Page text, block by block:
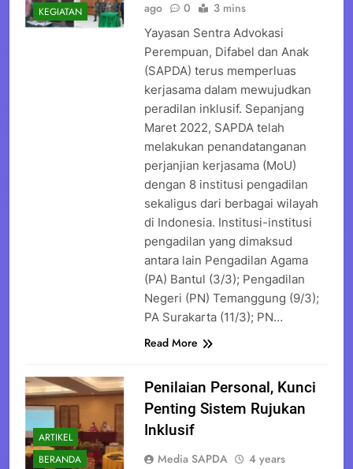
KEGIATAN ago 0 3 mins
Yayasan Sentra Advokasi
Perempuan, Difabel dan Anak
(SAPDA) terus memperluas
kerjasama dalam mewujudkan
peradilan inklusif. Sepanjang
Maret 2022, SAPDA telah
melakukan penandatanganan
perjanjian kerjasama (MoU)
dengan 8 institusi pengadilan
sekaligus dari berbagai wilayah
di Indonesia. Institusi-institusi
pengadilan yang dimaksud
antara lain Pengadilan Agama
(PA) Bantul (3/3); Pengadilan
Negeri (PN) Temanggung (9/3);
PA Surakarta (11/3); PN…
Read More
ARTIKEL
BERANDA
Penilaian Personal, Kunci
Penting Sistem Rujukan
Inklusif
Media SAPDA
4 years